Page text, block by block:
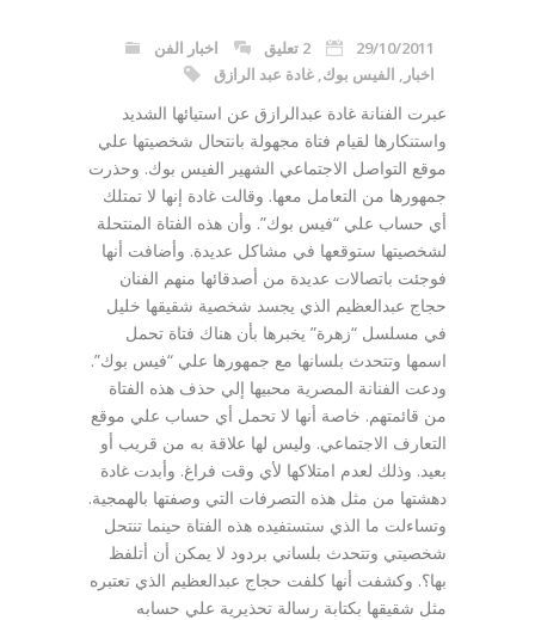
29/10/2011 2 تعليق
اخبار الفن
اخبار , الفيس بوك, غادة عبد الرازق
عبرت الفنانة غادة عبدالرازق عن استيائها الشديد
واستنكارها لقيام فتاة مجهولة بانتحال شخصيتها علي
موقع التواصل الاجتماعي الشهير الفيس بوك. وحذرت
جمهورها من التعامل معها. وقالت غادة إنها لا تمتلك
أي حساب علي “فيس بوك”. وأن هذه الفتاة المنتحلة
لشخصيتها ستوقعها في مشاكل عديدة. وأضافت أنها
فوجئت باتصالات عديدة من أصدقائها منهم الفنان
حجاج عبدالعظيم الذي يجسد شخصية شقيقها خليل
في مسلسل “زهرة” يخبرها بأن هناك فتاة تحمل
اسمها وتتحدث بلسانها مع جمهورها علي “فيس بوك”.
ودعت الفنانة المصرية محبيها إلي حذف هذه الفتاة
من قائمتهم. خاصة أنها لا تحمل أي حساب علي موقع
التعارف الاجتماعي. وليس لها علاقة به من قريب أو
بعيد. وذلك لعدم امتلاكها لأي وقت فراغ. وأبدت غادة
دهشتها من مثل هذه التصرفات التي وصفتها بالهمجية.
وتساءلت ما الذي ستستفيده هذه الفتاة حينما تنتحل
شخصيتي وتتحدث بلساني بردود لا يمكن أن أتلفظ
بها؟. وكشفت أنها كلفت حجاج عبدالعظيم الذي تعتبره
مثل شقيقها بكتابة رسالة تحذيرية علي حسابه